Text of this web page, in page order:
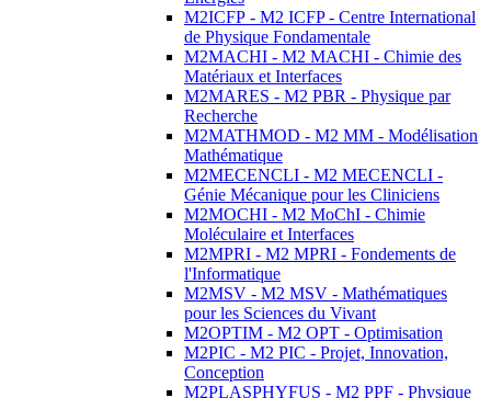
M2ICFP - M2 ICFP - Centre International
de Physique Fondamentale
M2MACHI - M2 MACHI - Chimie des
Matériaux et Interfaces
M2MARES - M2 PBR - Physique par
Recherche
M2MATHMOD - M2 MM - Modélisation
Mathématique
M2MECENCLI - M2 MECENCLI -
Génie Mécanique pour les Cliniciens
M2MOCHI - M2 MoChI - Chimie
Moléculaire et Interfaces
M2MPRI - M2 MPRI - Fondements de
l'Informatique
M2MSV - M2 MSV - Mathématiques
pour les Sciences du Vivant
M2OPTIM - M2 OPT - Optimisation
M2PIC - M2 PIC - Projet, Innovation,
Conception
M2PLASPHYFUS - M2 PPF - Physique